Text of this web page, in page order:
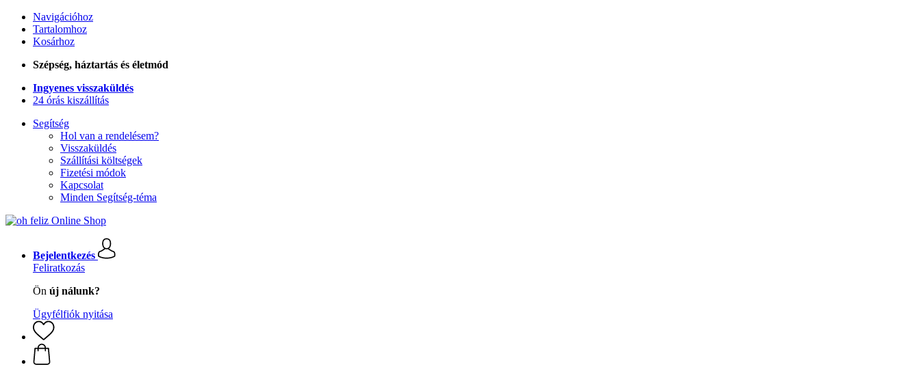
Navigációhoz
Tartalomhoz
Kosárhoz
Szépség, háztartás és életmód
Ingyenes visszaküldés
24 órás kiszállítás
Segítség
Hol van a rendelésem?
Visszaküldés
Szállítási költségek
Fizetési módok
Kapcsolat
Minden Segítség-téma
Bejelentkezés
Feliratkozás
Ön új nálunk?
Ügyfélfiók nyitása